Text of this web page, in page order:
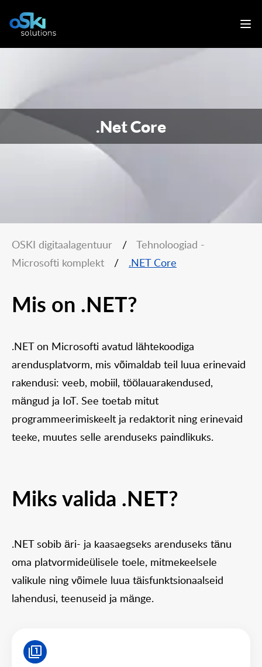
.Net Core
OSKI digitaalagentuur /
Tehnoloogiad -
Microsofti komplekt
/ .NET Core
Mis on .NET?
.NET on Microsofti avatud lähtekoodiga
arendusplatvorm, mis võimaldab teil luua erinevaid
rakendusi: veeb, mobiil, töölauarakendused,
mängud ja IoT. See toetab mitut
programmeerimiskeelt ja redaktorit ning erinevaid
teeke, muutes selle arenduseks paindlikuks.
Miks valida .NET?
.NET sobib äri- ja kaasaegseks arenduseks tänu
oma platvormideülisele toele, mitmekeelsele
valikule ning võimele luua täisfunktsionaalseid
lahendusi, teenuseid ja mänge.